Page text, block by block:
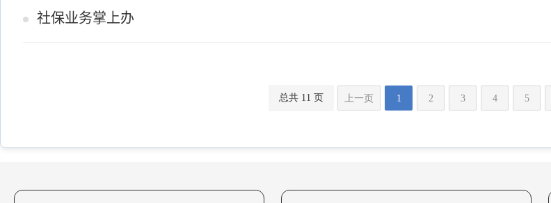
社保业务掌上办
总共 11 页 上一页 1 2 3 4 5